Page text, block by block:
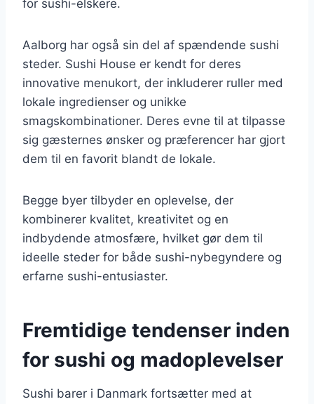
for sushi-elskere.
Aalborg har også sin del af spændende sushi
steder. Sushi House er kendt for deres
innovative menukort, der inkluderer ruller med
lokale ingredienser og unikke
smagskombinationer. Deres evne til at tilpasse
sig gæsternes ønsker og præferencer har gjort
dem til en favorit blandt de lokale.
Begge byer tilbyder en oplevelse, der
kombinerer kvalitet, kreativitet og en
indbydende atmosfære, hvilket gør dem til
ideelle steder for både sushi-nybegyndere og
erfarne sushi-entusiaster.
Fremtidige tendenser inden
for sushi og madoplevelser
Sushi barer i Danmark fortsætter med at